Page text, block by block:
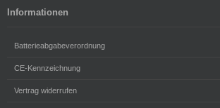
Informationen
Batterieabgabeverordnung
CE-Kennzeichnung
Vertrag widerrufen